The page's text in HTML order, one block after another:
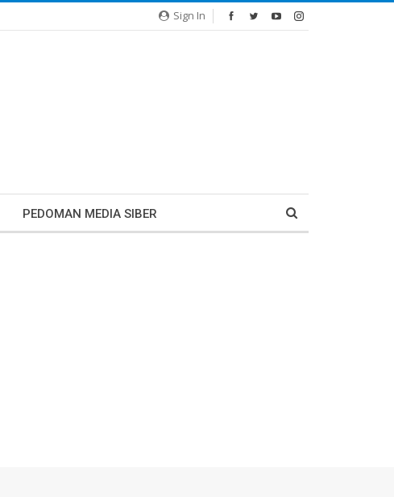
Sign In
PEDOMAN MEDIA SIBER